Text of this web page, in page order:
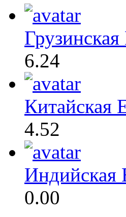
6.24
Китайская
4.52
0.00